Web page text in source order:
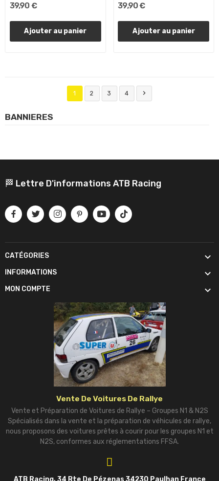
BANNIERES
39,90 €
Ajouter au panier
39,90 €
Ajouter au panier
1 2 3 4 
🏁 Lettre D'informations ATB Racing
CATÉGORIES 
INFORMATIONS 
MON COMPTE 
Vente De Voitures De Rallye
Vente et Préparation de Voitures de Rallye – Groupes N1 & N2S
Spécialisés dans la vente et la préparation de véhicules de rallye,
nous proposons des voitures prêtes à courir pour les groupes N1 et
N2S, conformes aux réglementations FFSA.
ATB Racing, 34 Rte De Pézenas 34230 Paulhan France